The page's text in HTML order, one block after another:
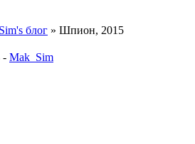
блог » Шпион, 2015
- Mak_Sim